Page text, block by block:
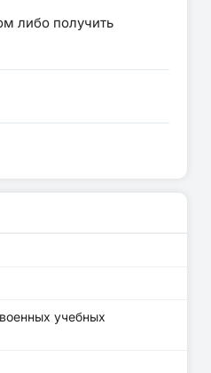
либо получить
учебных